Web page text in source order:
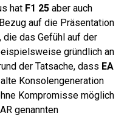
hat F1 25 aber auch
auf die Präsentation
das Gefühl auf der
gründlich an
der Tatsache, dass EA
Konsolengeneration
Kompromisse möglich
genannten